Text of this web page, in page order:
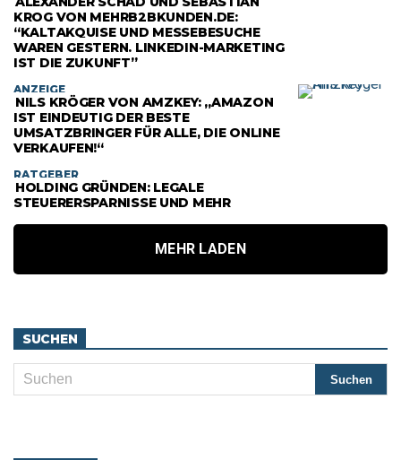
KROG VON MEHRB2BKUNDEN.DE:
“KALTAKQUISE UND MESSEBESUCHE
WAREN GESTERN. LINKEDIN-MARKETING
IST DIE ZUKUNFT”
ANZEIGE
NILS KRÖGER VON AMZKEY: „AMAZON
IST EINDEUTIG DER BESTE
UMSATZBRINGER FÜR ALLE, DIE ONLINE
VERKAUFEN!“
RATGEBER
HOLDING GRÜNDEN: LEGALE
STEUERERSPARNISSE UND MEHR
MEHR LADEN
SUCHEN